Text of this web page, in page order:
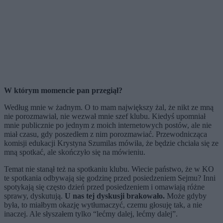
W którym momencie pan przegiął?
Według mnie w żadnym. O to mam największy żal, że nikt ze mną
nie porozmawiał, nie wezwał mnie szef klubu. Kiedyś upomniał
mnie publicznie po jednym z moich internetowych postów, ale nie
miał czasu, gdy poszedłem z nim porozmawiać. Przewodnicząca
komisji edukacji Krystyna Szumilas mówiła, że będzie chciała się ze
mną spotkać, ale skończyło się na mówieniu.
Temat nie stanął też na spotkaniu klubu. Wiecie państwo, że w KO
te spotkania odbywają się godzinę przed posiedzeniem Sejmu? Inni
spotykają się często dzień przed posiedzeniem i omawiają różne
sprawy, dyskutują. U nas tej dyskusji brakowało. Może gdyby
była, to miałbym okazję wytłumaczyć, czemu głosuję tak, a nie
inaczej. Ale słyszałem tylko “lećmy dalej, lećmy dalej”.